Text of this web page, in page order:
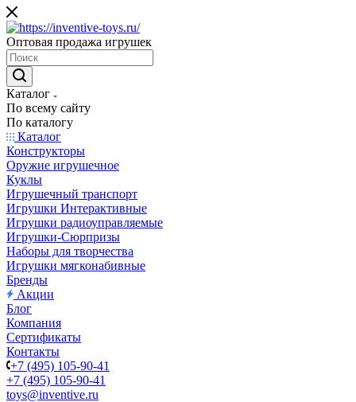
Оптовая продажа игрушек
Каталог
По всему сайту
По каталогу
Каталог
Конструкторы
Оружие игрушечное
Куклы
Игрушечный транспорт
Игрушки Интерактивные
Игрушки радиоуправляемые
Игрушки-Сюрпризы
Наборы для творчества
Игрушки мягконабивные
Бренды
Акции
Блог
Компания
Сертификаты
Контакты
+7 (495) 105-90-41
+7 (495) 105-90-41
toys@inventive.ru